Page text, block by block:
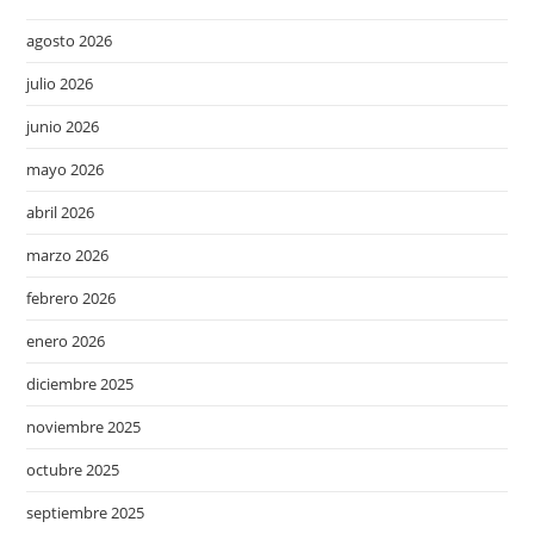
agosto 2026
julio 2026
junio 2026
mayo 2026
abril 2026
marzo 2026
febrero 2026
enero 2026
diciembre 2025
noviembre 2025
octubre 2025
septiembre 2025